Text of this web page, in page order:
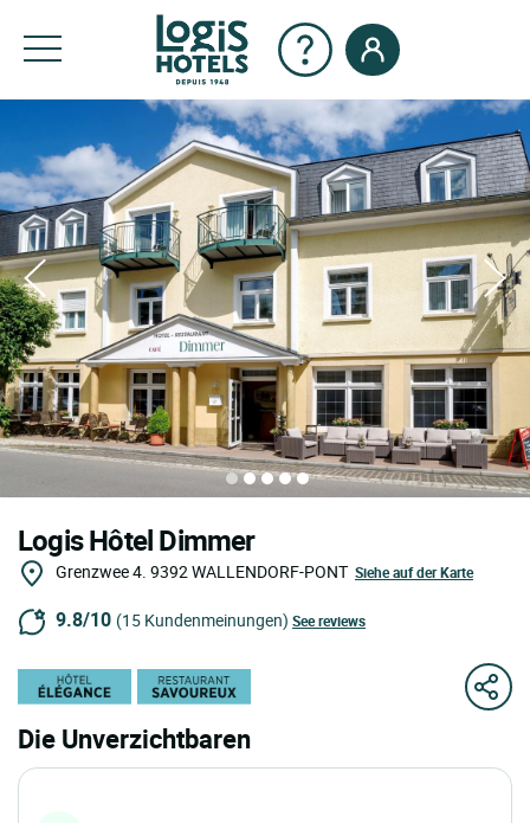
Logis Hôtel Dimmer
Grenzwee 4. 9392WALLENDORF-PONT Siehe auf der Karte
9.8/10 (15 Kundenmeinungen) See reviews
Die Unverzichtbaren